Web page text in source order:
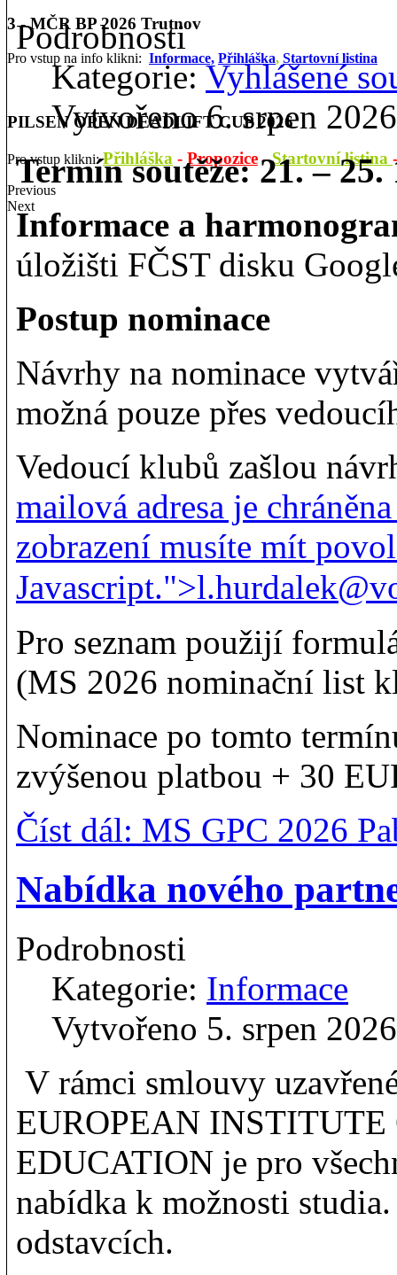
3 - MČR BP 2026 Trutnov
Pro vstup na info klikni: Informace, Přihláška, Startovní listina
PILSEN OPEN DEADLIFT CUP 2026
Pro vstup klikni:Přihláška - Propozice-Startovní listina
Previous
Next
Podrobnosti
Kategorie:Vyhlášené
Vytvořeno 6. srpen 2026
Termín soutěže: 21. – 25.
Informace a
úložišti FČST disku
Postup nominace
Návrhy na nominace
možná pouze přes
Vedoucí klubů zašlou
mailová adresa je
zobrazení musíte mít
Javascript.">
Pro seznam použijí
(MS 2026 nominační list
Nominace po tomto
zvýšenou platbou + 30
Číst dál: MS GPC 2026
Nabídka nového
Podrobnosti
Kategorie: Informace
Vytvořeno 5. srpen 2026
V rámci smlouvy
EUROPEAN
EDUCATION je pro
nabídka k možnosti
odstavcích.